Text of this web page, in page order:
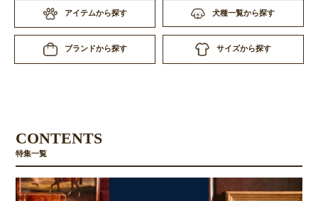
アイテムから探す 犬種一覧から探す
ブランドから探す サイズから探す
CONTENTS
特集一覧